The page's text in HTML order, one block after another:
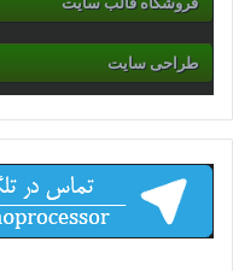
طراحی سایت